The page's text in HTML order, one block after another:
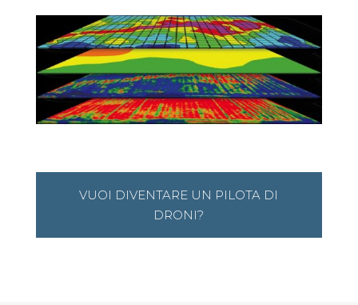
VUOI DIVENTARE UN PILOTA DI
DRONI?